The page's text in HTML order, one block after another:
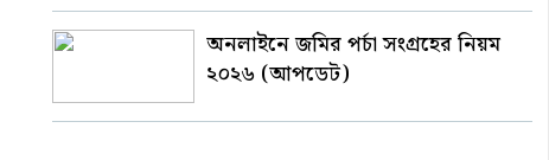
অনলাইনে জমির পর্চা সংগ্রহের নিয়ম
২০২৬ (আপডেট)